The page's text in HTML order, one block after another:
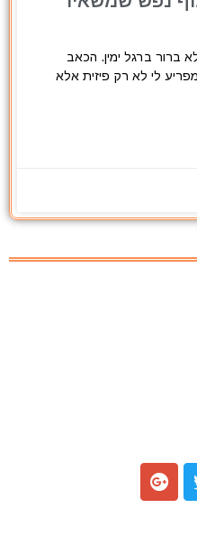
ברור ברגל ימין. הכאב
לי לא רק פיזית אלא